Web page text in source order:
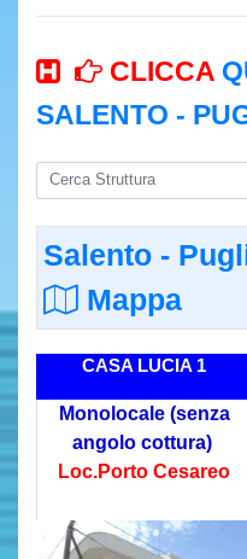
CLICCA
SALENTO -
Salento -
Mappa
CASA LUCIA 1
Monolocale (senza
angolo cottura)
Loc.Porto Cesareo